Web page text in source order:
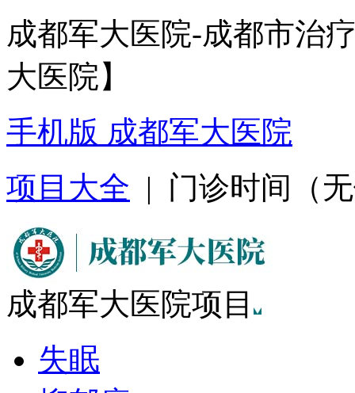
成都军大医院-成都市治
大医院】
手机版 成都军大医院
项目大全 | 门诊时间（
成都军大医院项目
失眠